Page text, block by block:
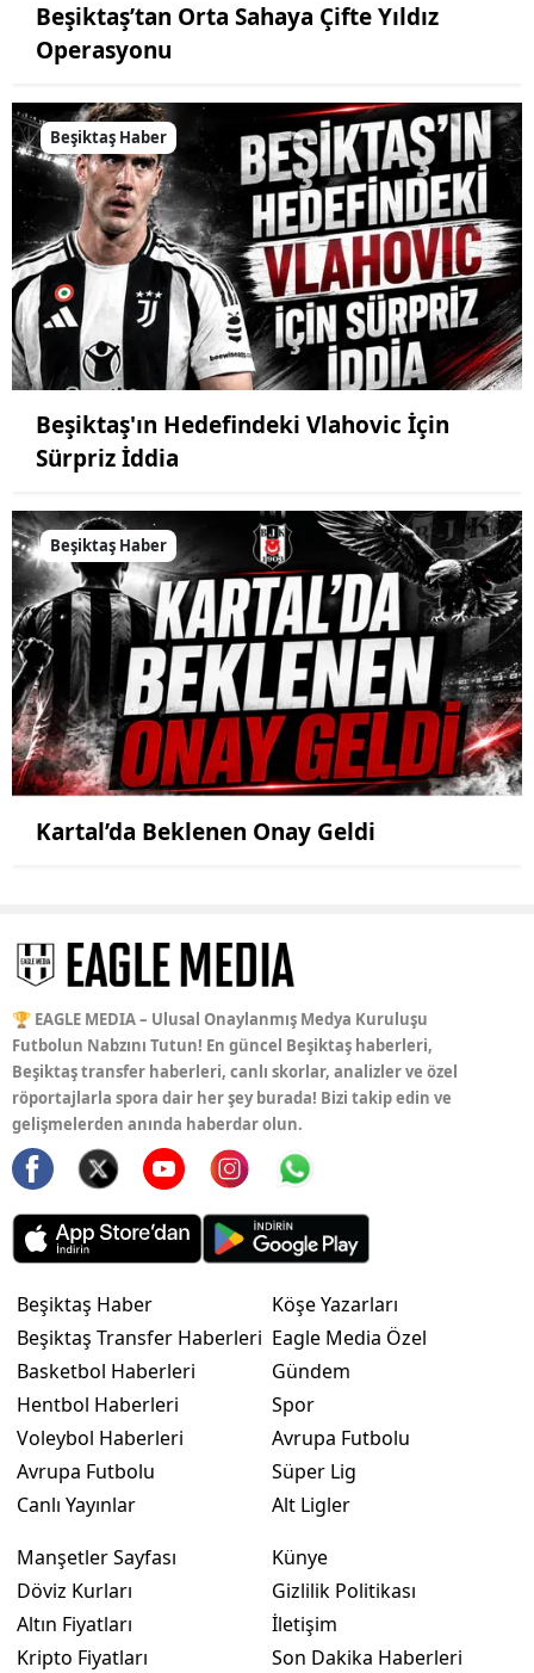
Beşiktaş’tan Orta Sahaya Çifte Yıldız
Operasyonu
Beşiktaş Haber
Beşiktaş'ın Hedefindeki Vlahovic İçin
Sürpriz İddia
Beşiktaş Haber
Kartal’da Beklenen Onay Geldi
🏆 EAGLE MEDIA – Ulusal Onaylanmış Medya Kuruluşu
Futbolun Nabzını Tutun! En güncel Beşiktaş haberleri,
Beşiktaş transfer haberleri, canlı skorlar, analizler ve özel
röportajlarla spora dair her şey burada! Bizi takip edin ve
gelişmelerden anında haberdar olun.
Beşiktaş Haber
Beşiktaş Transfer Haberleri
Basketbol Haberleri
Hentbol Haberleri
Voleybol Haberleri
Avrupa Futbolu
Canlı Yayınlar
Köşe Yazarları
Eagle Media Özel
Gündem
Spor
Avrupa Futbolu
Süper Lig
Alt Ligler
Manşetler Sayfası
Döviz Kurları
Altın Fiyatları
Kripto Fiyatları
Künye
Gizlilik Politikası
İletişim
Son Dakika Haberleri